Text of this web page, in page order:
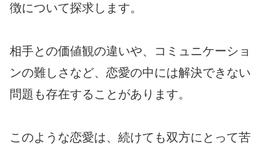
徴について探求します。
相手との価値観の違いや、コミュニケーショ
ンの難しさなど、恋愛の中には解決できない
問題も存在することがあります。
このような恋愛は、続けても双方にとって苦